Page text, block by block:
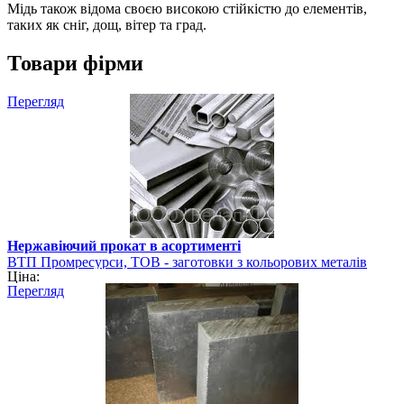
Мідь також відома своєю високою стійкістю до елементів,
таких як сніг, дощ, вітер та град.
Товари фірми
Перегляд
Нержавіючий прокат в асортименті
ВТП Промресурси, ТОВ - заготовки з кольорових металів
Ціна:
Перегляд